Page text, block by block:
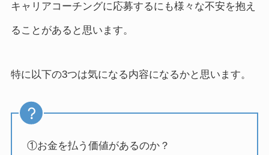
キャリアコーチングに応募するにも様々な不安を抱え
ることがあると思います。
特に以下の3つは気になる内容になるかと思います。
①お金を払う価値があるのか？